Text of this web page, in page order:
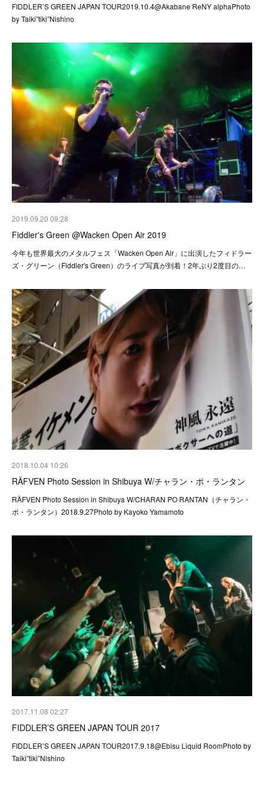
FIDDLER’S GREEN JAPAN TOUR2019.10.4@Akabane ReNY alphaPhoto
by Taiki”tiki”Nishino
2019.09.20 09:28
Fiddler's Green @Wacken Open Air 2019
今年も世界最大のメタルフェス「Wacken Open Air」に出演したフィドラー
ズ・グリーン（Fiddler's Green）のライブ写真が到着！2年ぶり2度目の…
2018.10.04 10:26
RÄFVEN Photo Session in Shibuya W/チャラン・ポ・ランタン
RÄFVEN Photo Session in Shibuya W/CHARAN PO RANTAN（チャラン・
ポ・ランタン）2018.9.27Photo by Kayoko Yamamoto
2017.11.08 02:27
FIDDLER’S GREEN JAPAN TOUR 2017
FIDDLER’S GREEN JAPAN TOUR2017.9.18@Ebisu Liquid RoomPhoto by
Taiki”tiki”Nishino